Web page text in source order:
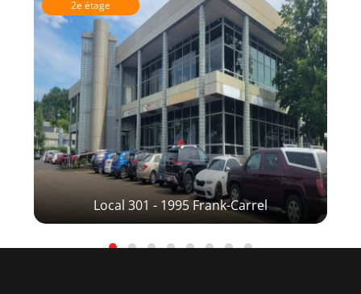
Local 301 - 1995 Frank-Carrel
2e étage